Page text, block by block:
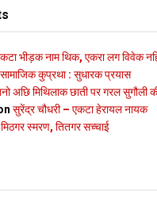
भीड़क नाम थिक, एकरा लग विवेक
सामाजिक कुप्रथा : सुधारक प्रयास
अछि मिथिलाक छाती पर गरल सुगौली
सुरेंद्र चौधरी – एकटा हेरायल नायक
मिठगर स्‍मरण, तितगर सच्‍चाई